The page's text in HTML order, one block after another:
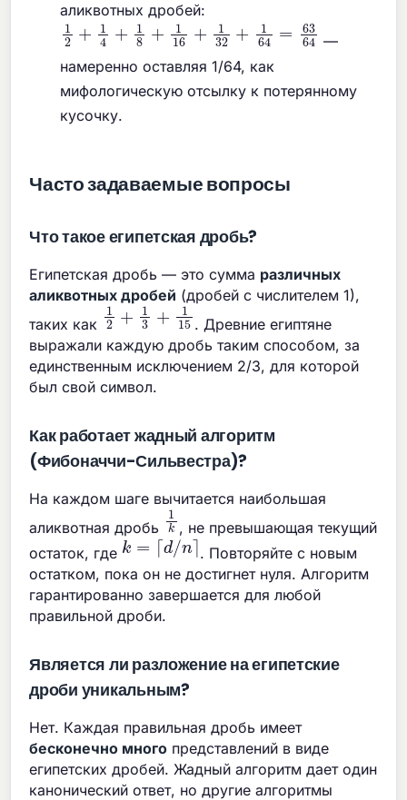
аликвотных дробей:
12 + 4 +1 8+ 116+1 32 + 64 = 64
—
намеренно оставляя 1/64, как
мифологическую отсылку к потерянному
кусочку.
Часто задаваемые вопросы
Что такое египетская дробь?
Египетская дробь — это сумма различных
аликвотных дробей (дробей с числителем 1),
таких как
12+13+115
. Древние египтяне
выражали каждую дробь таким способом, за
единственным исключением 2/3, для которой
был свой символ.
Как работает жадный алгоритм
(Фибоначчи-Сильвестра)?
На каждом шаге вычитается наибольшая
аликвотная дробь
1k
, не превышающая текущий
остаток, где
k=⌈d/n⌉
. Повторяйте с новым
остатком, пока он не достигнет нуля. Алгоритм
гарантированно завершается для любой
правильной дроби.
Является ли разложение на египетские
дроби уникальным?
Нет. Каждая правильная дробь имеет
бесконечно много представлений в виде
египетских дробей. Жадный алгоритм дает один
канонический ответ, но другие алгоритмы